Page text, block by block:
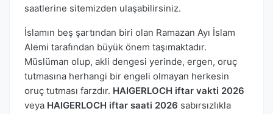
saatlerine sitemizden ulaşabilirsiniz.
İslamın beş şartından biri olan Ramazan Ayı İslam
Alemi tarafından büyük önem taşımaktadır.
Müslüman olup, akli dengesi yerinde, ergen, oruç
tutmasına herhangi bir engeli olmayan herkesin
oruç tutması farzdır. HAIGERLOCH iftar vakti 2026
veya HAIGERLOCH iftar saati 2026 sabırsızlıkla